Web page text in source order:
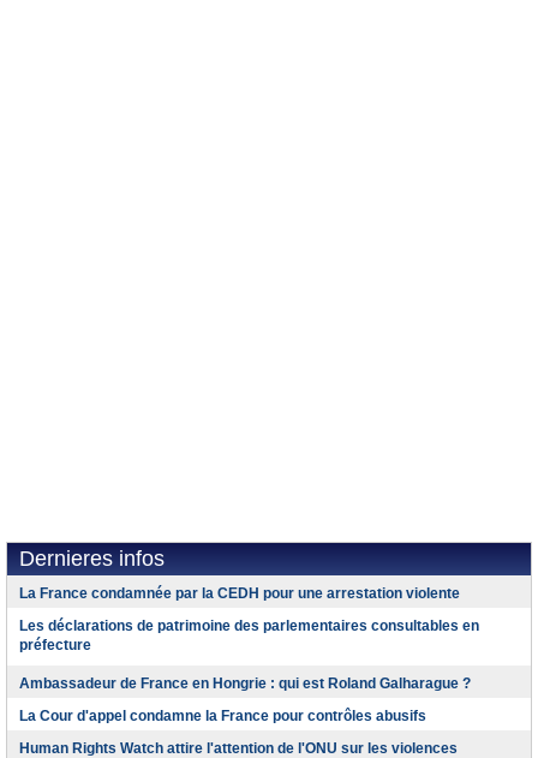
Dernieres infos
La France condamnée par la CEDH pour une arrestation violente
Les déclarations de patrimoine des parlementaires consultables en
préfecture
Ambassadeur de France en Hongrie : qui est Roland Galharague ?
La Cour d'appel condamne la France pour contrôles abusifs
Human Rights Watch attire l'attention de l'ONU sur les violences